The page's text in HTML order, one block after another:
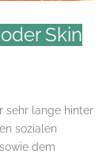
Skin
sehr lange hinter
sozialen
dem